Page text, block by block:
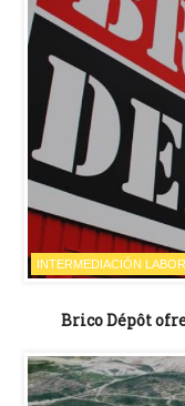
INTERMEDIACIÓN
Brico Dépôt